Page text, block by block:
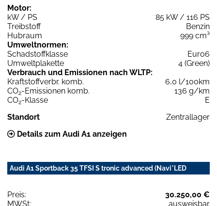
Motor:
kW / PS
85 kW / 116 PS
Treibstoff
Benzin
Hubraum
999 cm³
Umweltnormen:
Schadstoffklasse
Euro6
Umweltplakette
4 (Green)
Verbrauch und Emissionen nach WLTP:
Kraftstoffverbr. komb.
6,0 l/100km
CO2-Emissionen komb.
136 g/km
CO2-Klasse
E
Standort
Zentrallager
Details zum Audi A1 anzeigen
Audi A1 Sportback 35 TFSI S tronic advanced (Navi*LED
Preis:
30.250,00 €
MWSt:
ausweisbar